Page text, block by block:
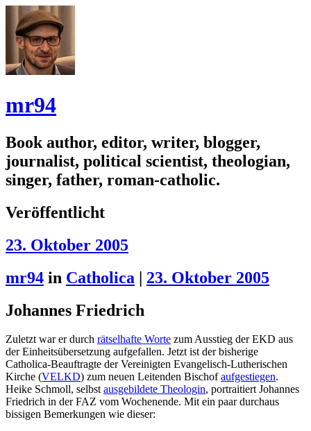
mr94
Book author, editor, writer, blogger,
journalist, political scientist, theologian,
singer, father, roman-catholic.
Veröffentlicht
23. Oktober 2005
mr94 in Catholica | 23. Oktober 2005
Johannes Friedrich
Zuletzt war er durch rätselhafte Worte zum Ausstieg der EKD aus
der Einheitsübersetzung aufgefallen. Jetzt ist der bisherige
Catholica-Beauftragte der Vereinigten Evangelisch-Lutherischen
Kirche (VELKD) zum neuen Leitenden Bischofaufgestiegen.
Heike Schmoll, selbstausgebildete Theologin, portraitiert Johannes
Friedrich in der FAZ vom Wochenende. Mit ein paar durchaus
bissigen Bemerkungen wie dieser: